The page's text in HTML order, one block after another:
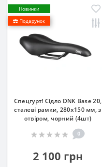
Новинки
Подарунок
Спецгурт! Сідло DNK Base 20,
сталеві рамки, 280x150 мм, з
отвіром, чорний (4шт)
0
2 100 грн